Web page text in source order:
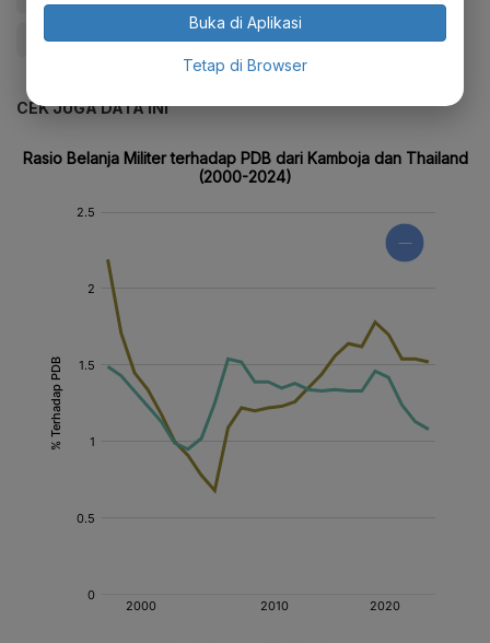
#Migran #WNI
CEK JUGA DATA INI
Buka di Aplikasi
Tetap di Browser